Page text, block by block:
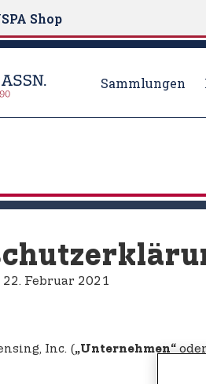
Shop
Sammlungen
Februar 2021
Inc. („Unternehmen“